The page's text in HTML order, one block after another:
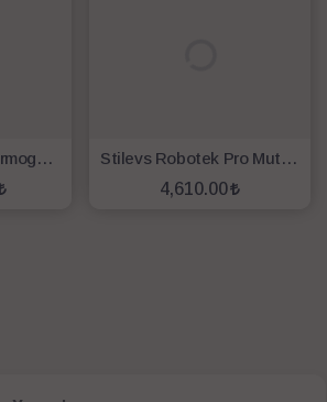
Arzum AR1181 Thermogusto Çok Fonksiyonlu Akıllı Mutfak Robotu
Stilevs Robotek Pro Mutfak Robotu Siyah
4,610.00